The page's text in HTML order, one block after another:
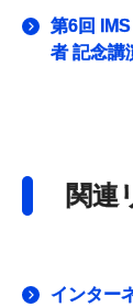
第6回
者 記念講
関連
インター